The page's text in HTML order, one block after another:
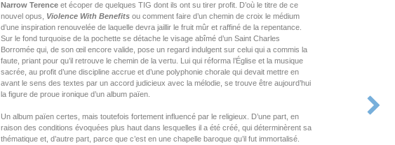
Narrow Terence et écoper de quelques TIG dont ils ont su tirer profit. D’où le titre de ce
nouvel opus, Violence With Benefits ou comment faire d’un chemin de croix le médium
d’une inspiration renouvelée de laquelle devra jaillir le fruit mûr et raffiné de la repentance.
Sur le fond turquoise de la pochette se détache le visage abîmé d’un Saint Charles
Borromée qui, de son œil encore valide, pose un regard indulgent sur celui qui a commis la
faute, priant pour qu’il retrouve le chemin de la vertu. Lui qui réforma l’Église et la musique
sacrée, au profit d’une discipline accrue et d’une polyphonie chorale qui devait mettre en
avant le sens des textes par un accord judicieux avec la mélodie, se trouve être aujourd’hui
la figure de proue ironique d’un album païen.
Un album païen certes, mais toutefois fortement influencé par le religieux. D’une part, en
raison des conditions évoquées plus haut dans lesquelles il a été créé, qui déterminèrent sa
thématique et, d’autre part, parce que c’est en une chapelle baroque qu’il fut immortalisé.